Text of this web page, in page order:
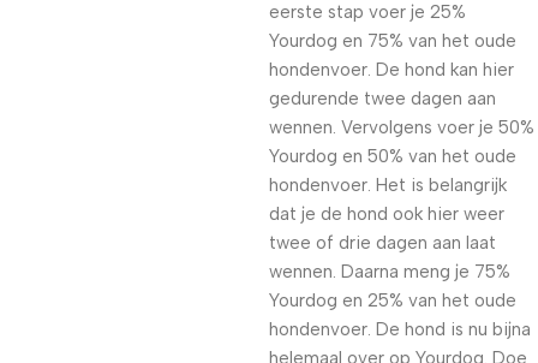
eerste stap voer je 25%
Yourdog en 75% van het oude
hondenvoer. De hond kan hier
gedurende twee dagen aan
wennen. Vervolgens voer je 50%
Yourdog en 50% van het oude
hondenvoer. Het is belangrijk
dat je de hond ook hier weer
twee of drie dagen aan laat
wennen. Daarna meng je 75%
Yourdog en 25% van het oude
hondenvoer. De hond is nu bijna
helemaal over op Yourdog. Doe